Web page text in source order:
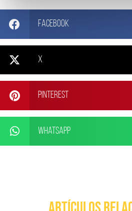
Facebook
X
Pinterest
WhatsApp